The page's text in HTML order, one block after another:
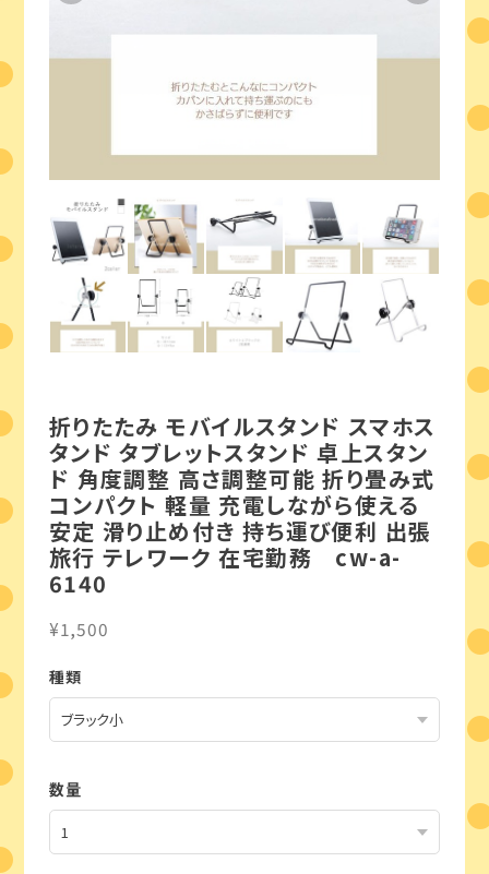
折りたたみ モバイルスタンド スマホス
タンド タブレットスタンド 卓上スタン
ド 角度調整 高さ調整可能 折り畳み式
コンパクト 軽量 充電しながら使える
安定 滑り止め付き 持ち運び便利 出張
旅行 テレワーク 在宅勤務 cw-a-
6140
¥1,500
種類
数量